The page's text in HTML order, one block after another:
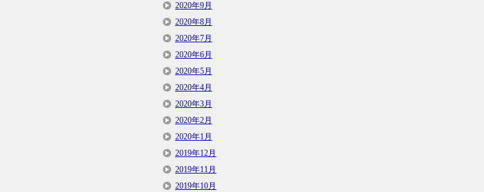
2020年9月
2020年8月
2020年7月
2020年6月
2020年5月
2020年4月
2020年3月
2020年2月
2020年1月
2019年12月
2019年11月
2019年10月